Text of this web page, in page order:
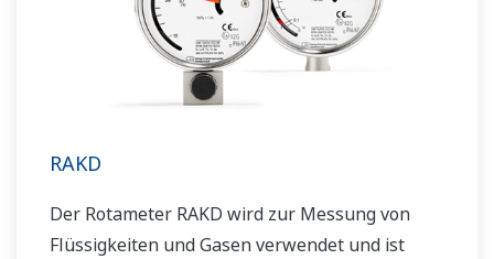
RAKD
Der Rotameter RAKD wird zur Messung von
Flüssigkeiten und Gasen verwendet und ist